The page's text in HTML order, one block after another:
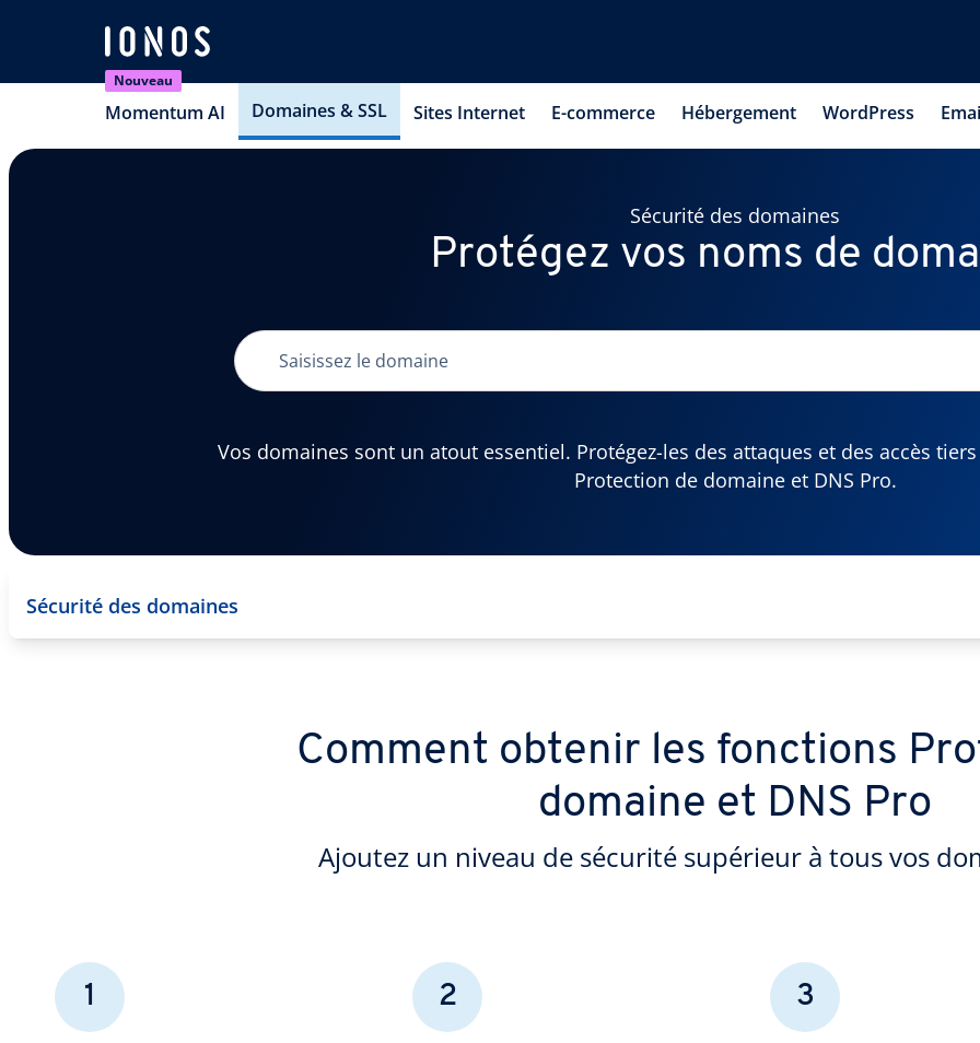
Nouveau
Momentum AI Domaines & SSL Sites Internet E-commerce Hébergement WordPress
Sécurité des domaines
Protégez vos noms de
Vos domaines sont un atout essentiel. Protégez-les des attaques et des accès
Protection de domaine et DNS Pro.
Sécurité des domaines
Comment obtenir les fonctions
domaine et DNS Pro
Ajoutez un niveau de sécurité supérieur à tous vos
1 2 3